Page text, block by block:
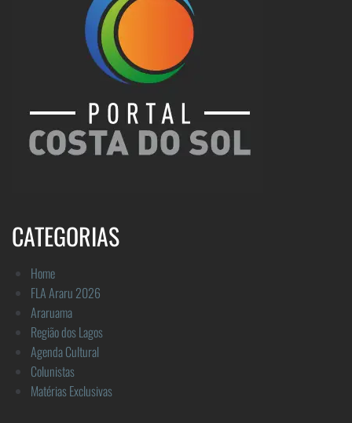
CATEGORIAS
Home
FLA Araru 2026
Araruama
Região dos Lagos
Agenda Cultural
Colunistas
Matérias Exclusivas